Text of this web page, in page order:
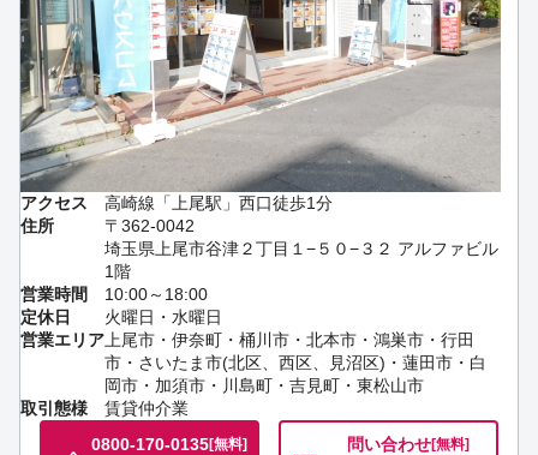
アクセス
高崎線「上尾駅」西口徒歩1分
住所
〒362-0042
埼玉県上尾市谷津２丁目１−５０−３２ アルファビル
1階
営業時間
10:00～18:00
定休日
火曜日・水曜日
営業エリア 上尾市・伊奈町・桶川市・北本市・鴻巣市・行田
市・さいたま市(北区、西区、見沼区)・蓮田市・白
岡市・加須市・川島町・吉見町・東松山市
取引態様
賃貸仲介業
0800-170-0135[無料] 問い合わせ[無料]